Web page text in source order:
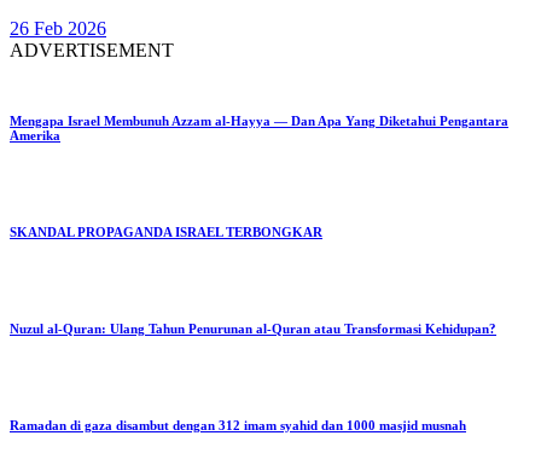
26 Feb 2026
ADVERTISEMENT
Mengapa Israel Membunuh Azzam al-Hayya — Dan Apa Yang Diketahui Pengantara
Amerika
SKANDAL PROPAGANDA ISRAEL TERBONGKAR
Nuzul al-Quran: Ulang Tahun Penurunan al-Quran atau Transformasi Kehidupan?
Ramadan di gaza disambut dengan 312 imam syahid dan 1000 masjid musnah